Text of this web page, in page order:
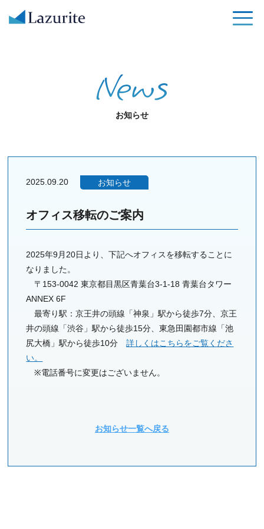
News
お知らせ
2025.09.20 お知らせ
オフィス移転のご案内
2025年9月20日より、下記へオフィスを移転することに
なりました。
〒153-0042 東京都目黒区青葉台3-1-18 青葉台タワー
ANNEX 6F
最寄り駅：京王井の頭線「神泉」駅から徒歩7分、京王
井の頭線「渋谷」駅から徒歩15分、東急田園都市線「池
尻大橋」駅から徒歩10分詳しくはこちらをご覧くださ
い。
※電話番号に変更はございません。
お知らせ一覧へ戻る